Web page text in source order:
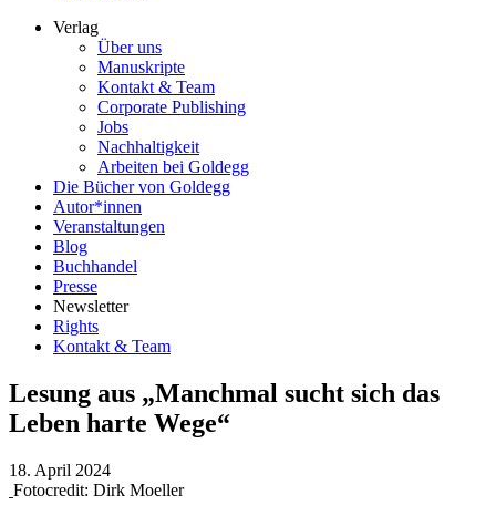
Verlag
Über uns
Manuskripte
Kontakt & Team
Corporate Publishing
Jobs
Nachhaltigkeit
Arbeiten bei Goldegg
Die Bücher von Goldegg
Autor*innen
Veranstaltungen
Blog
Buchhandel
Presse
Newsletter
Rights
Kontakt & Team
Lesung aus „Manchmal sucht sich das
Leben harte Wege“
18. April 2024
Fotocredit: Dirk Moeller